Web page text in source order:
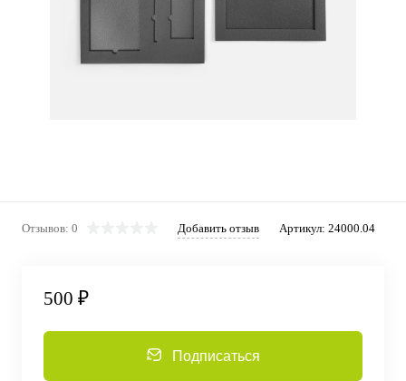
Отзывов: 0 Добавить отзыв Артикул: 24000.04
500 ₽
Подписаться